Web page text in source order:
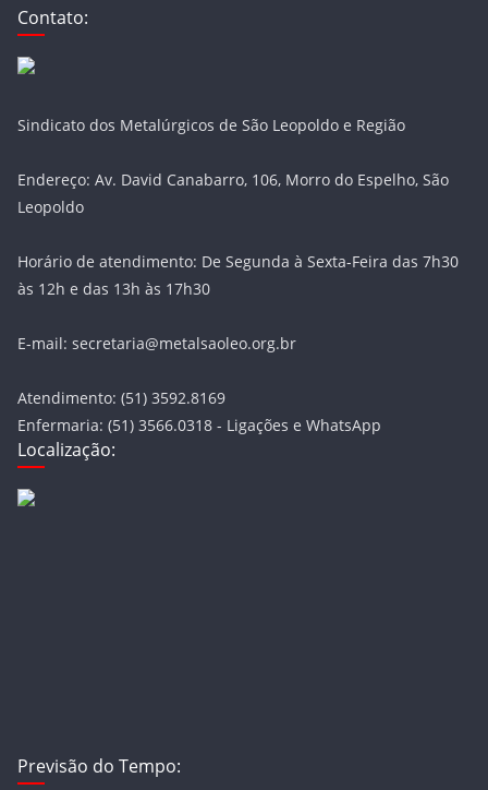
Contato:
Sindicato dos Metalúrgicos de São Leopoldo e Região
Endereço: Av. David Canabarro, 106, Morro do Espelho, São
Leopoldo
Horário de atendimento: De Segunda à Sexta-Feira das 7h30
às 12h e das 13h às 17h30
E-mail: secretaria@metalsaoleo.org.br
Atendimento: (51) 3592.8169
Enfermaria: (51) 3566.0318 - Ligações e WhatsApp
Localização:
Previsão do Tempo: